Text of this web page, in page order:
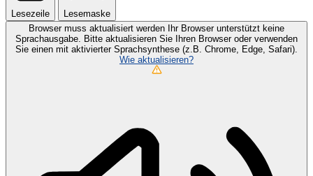
Lesezeile
Lesemaske
Browser muss aktualisiert werden Ihr Browser unterstützt keine
Sprachausgabe. Bitte aktualisieren Sie Ihren Browser oder verwenden
Sie einen mit aktivierter Sprachsynthese (z.B. Chrome, Edge, Safari).
Wie aktualisieren?